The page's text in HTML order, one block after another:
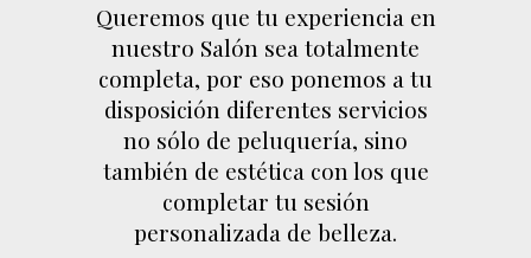
Queremos que tu experiencia en
nuestro Salón sea totalmente
completa, por eso ponemos a tu
disposición diferentes servicios
no sólo de peluquería, sino
también de estética con los que
completar tu sesión
personalizada de belleza.